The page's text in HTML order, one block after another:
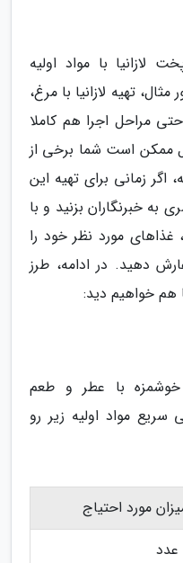
با مواد اولیه
تهیه لازانیا با مرغ،
مراحل اجرا هم کاملا
ممکن است شما برخی از
اگر زمانی برای تهیه این
به خبرنگاران بزنید و با
غذاهای مورد نظر خود را
دهید. در ادامه، طرز
هم خواهیم دید:
خوشمزه با عطر و طعم
مواد اولیه زیر رو
مورد احتیاج